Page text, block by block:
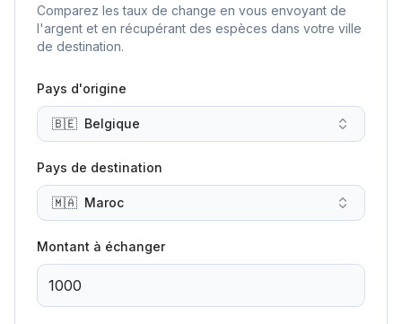
Comparez les taux de change en vous envoyant de
l'argent et en récupérant des espèces dans votre ville
de destination.
Pays d'origine
🇧🇪 Belgique
Pays de destination
🇲🇦 Maroc
Montant à échanger